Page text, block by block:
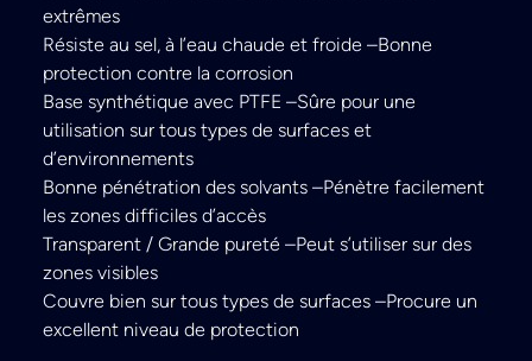
extrêmes
Résiste au sel, à l’eau chaude et froide –Bonne
protection contre la corrosion
Base synthétique avec PTFE –Sûre pour une
utilisation sur tous types de surfaces et
d’environnements
Bonne pénétration des solvants –Pénètre facilement
les zones difficiles d’accès
Transparent / Grande pureté –Peut s’utiliser sur des
zones visibles
Couvre bien sur tous types de surfaces –Procure un
excellent niveau de protection